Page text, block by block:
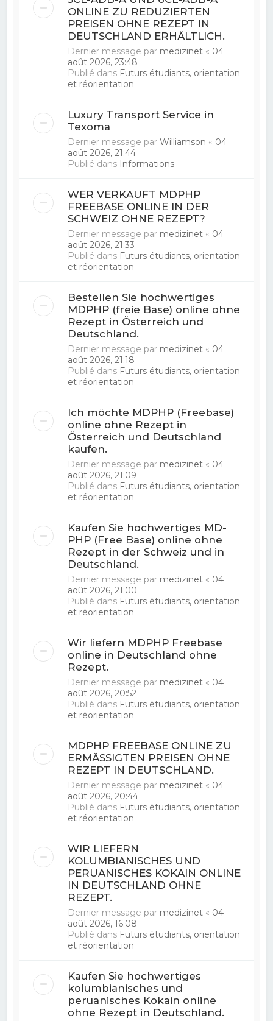
ONLINE ZU REDUZIERTEN
PREISEN OHNE REZEPT IN
DEUTSCHLAND ERHÄLTLICH.
Dernier message par medizinet « 04
août 2026, 23:48
Publié dans Futurs étudiants, orientation
et réorientation
Luxury Transport Service in
Texoma
Dernier message parWilliamson « 04
août 2026, 21:44
Publié dans Informations
WER VERKAUFT MDPHP
FREEBASE ONLINE IN DER
SCHWEIZ OHNE REZEPT?
Dernier message par medizinet « 04
août 2026, 21:33
Publié dans Futurs étudiants, orientation
et réorientation
Bestellen Sie hochwertiges
MDPHP (freie Base) online ohne
Rezept in Österreich und
Deutschland.
Dernier message par medizinet « 04
août 2026, 21:18
Publié dans Futurs étudiants, orientation
et réorientation
Ich möchte MDPHP (Freebase)
online ohne Rezept in
Österreich und Deutschland
kaufen.
Dernier message par medizinet « 04
août 2026, 21:09
Publié dans Futurs étudiants, orientation
et réorientation
Kaufen Sie hochwertiges MD-
PHP (Free Base) online ohne
Rezept in der Schweiz und in
Deutschland.
Dernier message par medizinet « 04
août 2026, 21:00
Publié dans Futurs étudiants, orientation
et réorientation
Wir liefern MDPHP Freebase
online in Deutschland ohne
Rezept.
Dernier message par medizinet « 04
août 2026, 20:52
Publié dans Futurs étudiants, orientation
et réorientation
MDPHP FREEBASE ONLINE ZU
ERMÄSSIGTEN PREISEN OHNE
REZEPT IN DEUTSCHLAND.
Dernier message par medizinet « 04
août 2026, 20:44
Publié dans Futurs étudiants, orientation
et réorientation
WIR LIEFERN
KOLUMBIANISCHES UND
PERUANISCHES KOKAIN ONLINE
IN DEUTSCHLAND OHNE
REZEPT.
Dernier message par medizinet « 04
août 2026, 16:08
Publié dans Futurs étudiants, orientation
et réorientation
Kaufen Sie hochwertiges
kolumbianisches und
peruanisches Kokain online
ohne Rezept in Deutschland.